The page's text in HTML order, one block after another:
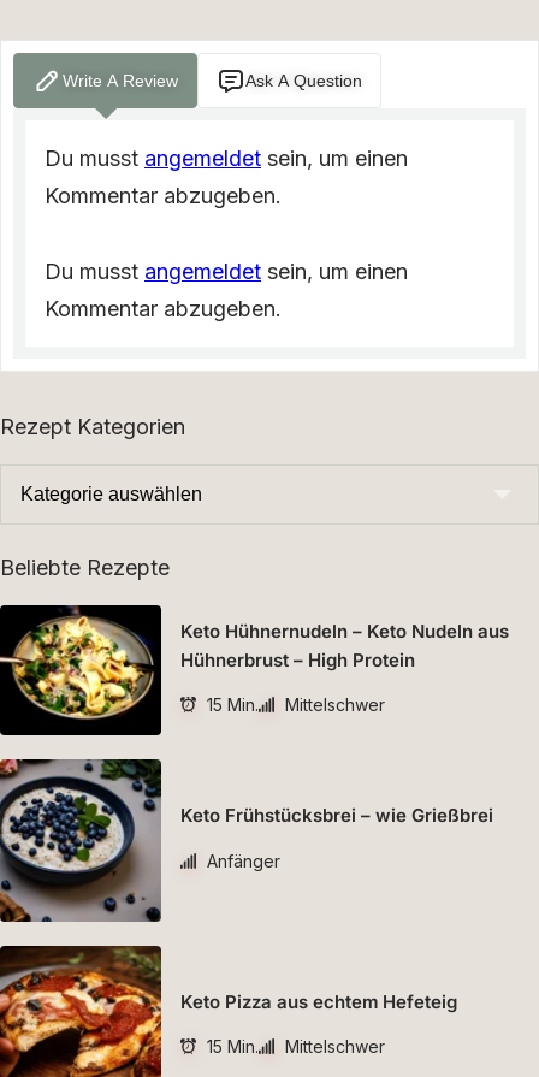
Write A Review Ask A Question
Du musst angemeldet sein, um einen
Kommentar abzugeben.
Du musst angemeldet sein, um einen
Kommentar abzugeben.
Rezept Kategorien
Beliebte Rezepte
Keto Hühnernudeln – Keto Nudeln aus
Hühnerbrust – High Protein
15 Min. Mittelschwer
Keto Frühstücksbrei – wie Grießbrei
Anfänger
Keto Pizza aus echtem Hefeteig
15 Min. Mittelschwer